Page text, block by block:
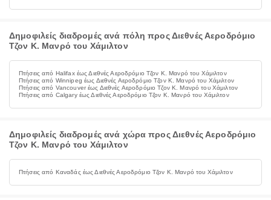
Δημοφιλείς διαδρομές ανά πόλη προς Διεθνές Αεροδρόμιο
Τζον Κ. Μανρό του Χάμιλτον
Πτήσεις από Halifax έως Διεθνές Αεροδρόμιο Τζον Κ. Μανρό του Χάμιλτον
Πτήσεις από Winnipeg έως Διεθνές Αεροδρόμιο Τζον Κ. Μανρό του Χάμιλτον
Πτήσεις από Vancouver έως Διεθνές Αεροδρόμιο Τζον Κ. Μανρό του Χάμιλτον
Πτήσεις από Calgary έως Διεθνές Αεροδρόμιο Τζον Κ. Μανρό του Χάμιλτον
Δημοφιλείς διαδρομές ανά χώρα προς Διεθνές Αεροδρόμιο
Τζον Κ. Μανρό του Χάμιλτον
Πτήσεις από Καναδάς έως Διεθνές Αεροδρόμιο Τζον Κ. Μανρό του Χάμιλτον